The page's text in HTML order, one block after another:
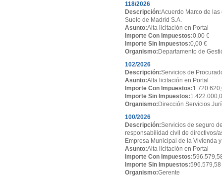
118/2026
Descripción:Acuerdo Marco de
Suelo de Madrid S.A.
Asunto:Alta licitación en Portal
Importe Con Impuestos:0,00 €
Importe Sin Impuestos:0,00 €
Organismo: Departamento de
102/2026
Descripción:Servicios de
Asunto:Alta licitación en Portal
Importe Con Impuestos:
Importe Sin Impuestos:
Organismo: Dirección Servicios
100/2026
Descripción:Servicios de seguro
responsabilidad civil de directivos/
Empresa Municipal de la Vivienda
Asunto:Alta licitación en Portal
Importe Con Impuestos:
Importe Sin Impuestos:596.579,58
Organismo:Gerente